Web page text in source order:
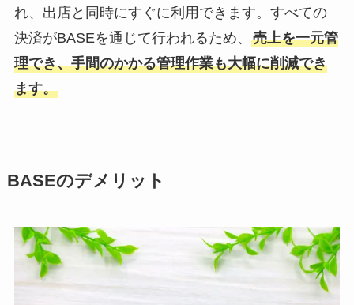
れ、出店と同時にすぐに利用できます。すべての
決済がBASEを通じて行われるため、 売上を一元管
理でき、手間のかかる管理作業も大幅に削減でき
ます。
BASEのデメリット